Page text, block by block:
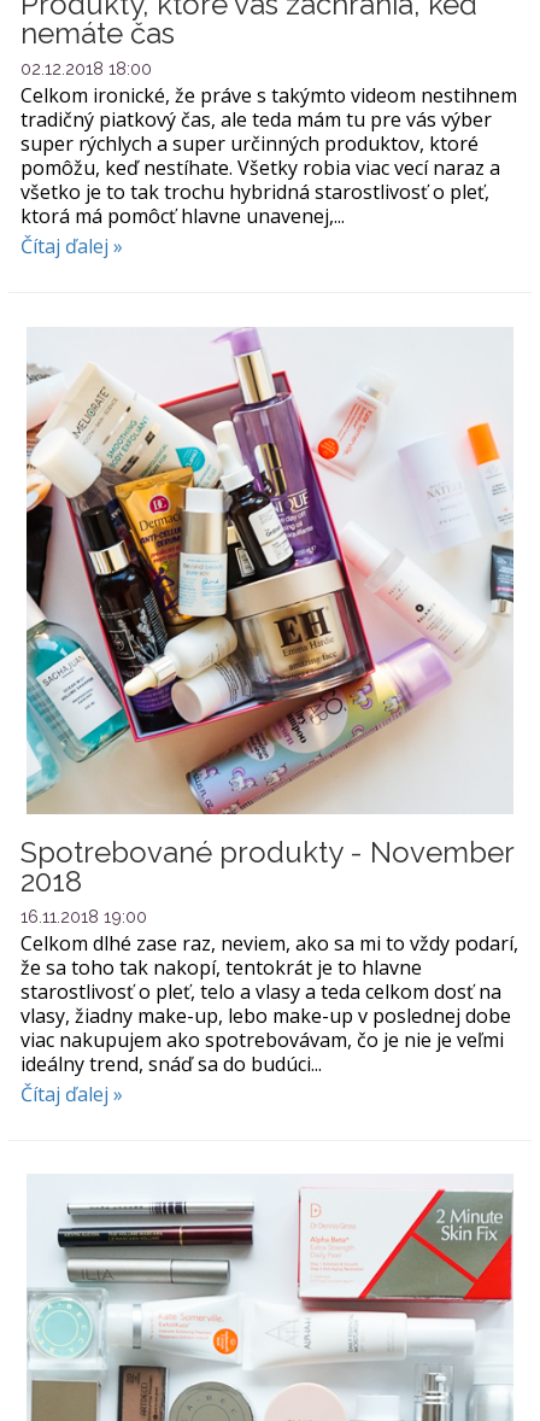
nemáte čas
02.12.2018 18:00
Celkom ironické, že práve s takýmto videom nestihnem
tradičný piatkový čas, ale teda mám tu pre vás výber
super rýchlych a super určinných produktov, ktoré
pomôžu, keď nestíhate. Všetky robia viac vecí naraz a
všetko je to tak trochu hybridná starostlivosť o pleť,
ktorá má pomôcť hlavne unavenej,...
Čítaj ďalej »
Spotrebované produkty - November
2018
16.11.2018 19:00
Celkom dlhé zase raz, neviem, ako sa mi to vždy podarí,
že sa toho tak nakopí, tentokrát je to hlavne
starostlivosť o pleť, telo a vlasy a teda celkom dosť na
vlasy, žiadny make-up, lebo make-up v poslednej dobe
viac nakupujem ako spotrebovávam, čo je nie je veľmi
ideálny trend, snáď sa do budúci...
Čítaj ďalej »